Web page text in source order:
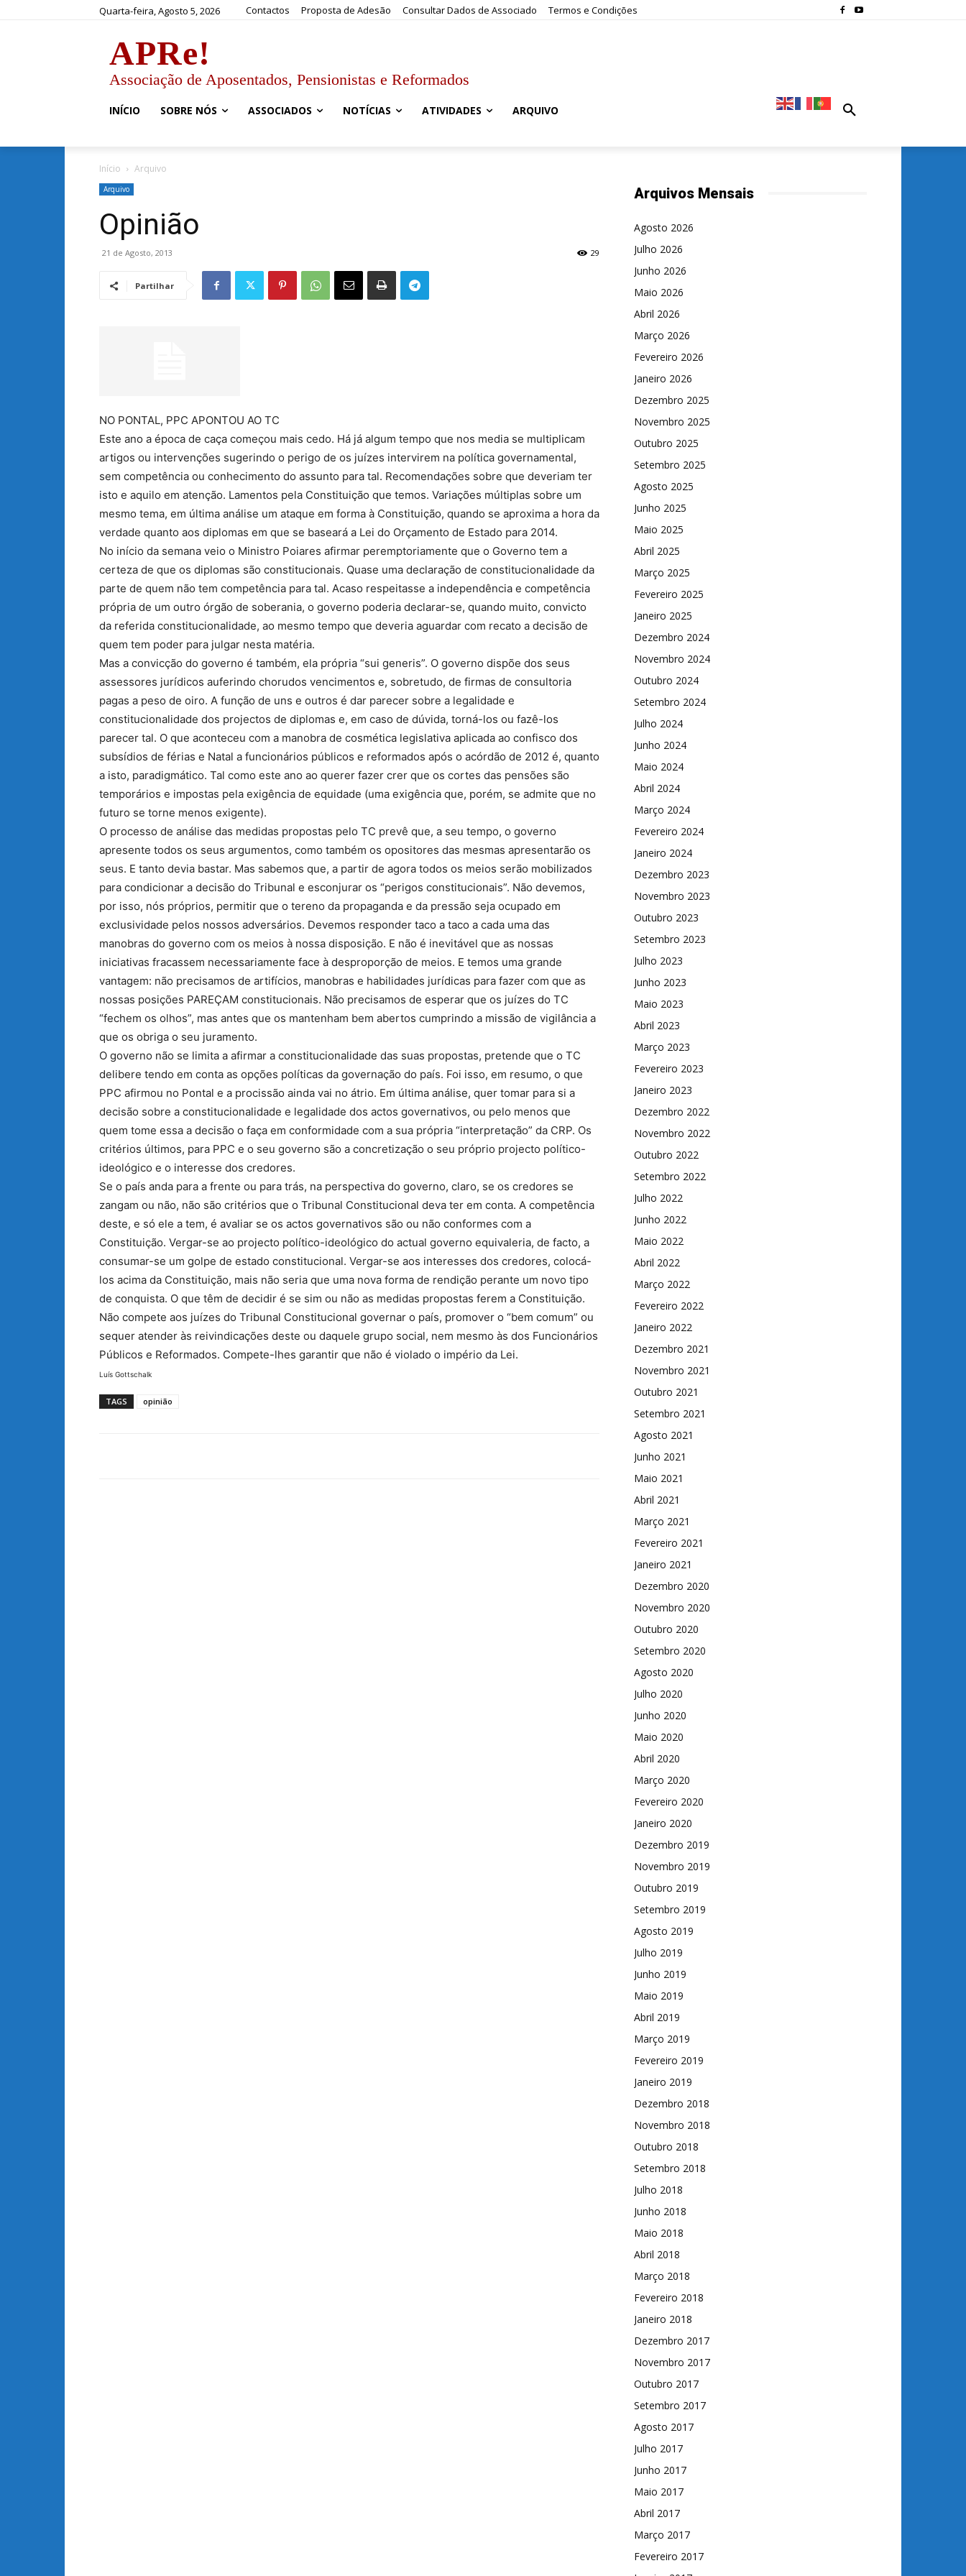
Quarta-feira, Agosto 5, 2026 Contactos Proposta de Adesão Consultar Dados de Associado Termos e Condições
APRe!
Associação de Aposentados, Pensionistas e Reformados
INÍCIO SOBRE NÓS ASSOCIADOS NOTÍCIAS ATIVIDADES ARQUIVO
Início Arquivo
Arquivo
Opinião
21 de Agosto, 2013 29
Partilhar
NO PONTAL, PPC APONTOU AO TC
Este ano a época de caça começou mais cedo. Há já algum tempo que nos media se multiplicam
artigos ou intervenções sugerindo o perigo de os juízes intervirem na política governamental,
sem competência ou conhecimento do assunto para tal. Recomendações sobre que deveriam ter
isto e aquilo em atenção. Lamentos pela Constituição que temos. Variações múltiplas sobre um
mesmo tema, em última análise um ataque em forma à Constituição, quando se aproxima a hora da
verdade quanto aos diplomas em que se baseará a Lei do Orçamento de Estado para 2014.
No início da semana veio o Ministro Poiares afirmar peremptoriamente que o Governo tem a
certeza de que os diplomas são constitucionais. Quase uma declaração de constitucionalidade da
parte de quem não tem competência para tal. Acaso respeitasse a independência e competência
própria de um outro órgão de soberania, o governo poderia declarar-se, quando muito, convicto
da referida constitucionalidade, ao mesmo tempo que deveria aguardar com recato a decisão de
quem tem poder para julgar nesta matéria.
Mas a convicção do governo é também, ela própria “sui generis”. O governo dispõe dos seus
assessores jurídicos auferindo chorudos vencimentos e, sobretudo, de firmas de consultoria
pagas a peso de oiro. A função de uns e outros é dar parecer sobre a legalidade e
constitucionalidade dos projectos de diplomas e, em caso de dúvida, torná-los ou fazê-los
parecer tal. O que aconteceu com a manobra de cosmética legislativa aplicada ao confisco dos
subsídios de férias e Natal a funcionários públicos e reformados após o acórdão de 2012 é, quanto
a isto, paradigmático. Tal como este ano ao querer fazer crer que os cortes das pensões são
temporários e impostas pela exigência de equidade (uma exigência que, porém, se admite que no
futuro se torne menos exigente).
O processo de análise das medidas propostas pelo TC prevê que, a seu tempo, o governo
apresente todos os seus argumentos, como também os opositores das mesmas apresentarão os
seus. E tanto devia bastar. Mas sabemos que, a partir de agora todos os meios serão mobilizados
para condicionar a decisão do Tribunal e esconjurar os “perigos constitucionais”. Não devemos,
por isso, nós próprios, permitir que o tereno da propaganda e da pressão seja ocupado em
exclusividade pelos nossos adversários. Devemos responder taco a taco a cada uma das
manobras do governo com os meios à nossa disposição. E não é inevitável que as nossas
iniciativas fracassem necessariamente face à desproporção de meios. E temos uma grande
vantagem: não precisamos de artifícios, manobras e habilidades jurídicas para fazer com que as
nossas posições PAREÇAM constitucionais. Não precisamos de esperar que os juízes do TC
“fechem os olhos”, mas antes que os mantenham bem abertos cumprindo a missão de vigilância a
que os obriga o seu juramento.
O governo não se limita a afirmar a constitucionalidade das suas propostas, pretende que o TC
delibere tendo em conta as opções políticas da governação do país. Foi isso, em resumo, o que
PPC afirmou no Pontal e a procissão ainda vai no átrio. Em última análise, quer tomar para si a
decisão sobre a constitucionalidade e legalidade dos actos governativos, ou pelo menos que
quem tome essa a decisão o faça em conformidade com a sua própria “interpretação” da CRP. Os
critérios últimos, para PPC e o seu governo são a concretização o seu próprio projecto político-
ideológico e o interesse dos credores.
Se o país anda para a frente ou para trás, na perspectiva do governo, claro, se os credores se
zangam ou não, não são critérios que o Tribunal Constitucional deva ter em conta. A competência
deste, e só ele a tem, é avaliar se os actos governativos são ou não conformes com a
Constituição. Vergar-se ao projecto político-ideológico do actual governo equivaleria, de facto, a
consumar-se um golpe de estado constitucional. Vergar-se aos interesses dos credores, colocá-
los acima da Constituição, mais não seria que uma nova forma de rendição perante um novo tipo
de conquista. O que têm de decidir é se sim ou não as medidas propostas ferem a Constituição.
Não compete aos juízes do Tribunal Constitucional governar o país, promover o “bem comum” ou
sequer atender às reivindicações deste ou daquele grupo social, nem mesmo às dos Funcionários
Públicos e Reformados. Compete-lhes garantir que não é violado o império da Lei.
Luís Gottschalk
TAGS opinião
Arquivos Mensais
Agosto 2026
Julho 2026
Junho 2026
Maio 2026
Abril 2026
Março 2026
Fevereiro 2026
Janeiro 2026
Dezembro 2025
Novembro 2025
Outubro 2025
Setembro 2025
Agosto 2025
Junho 2025
Maio 2025
Abril 2025
Março 2025
Fevereiro 2025
Janeiro 2025
Dezembro 2024
Novembro 2024
Outubro 2024
Setembro 2024
Julho 2024
Junho 2024
Maio 2024
Abril 2024
Março 2024
Fevereiro 2024
Janeiro 2024
Dezembro 2023
Novembro 2023
Outubro 2023
Setembro 2023
Julho 2023
Junho 2023
Maio 2023
Abril 2023
Março 2023
Fevereiro 2023
Janeiro 2023
Dezembro 2022
Novembro 2022
Outubro 2022
Setembro 2022
Julho 2022
Junho 2022
Maio 2022
Abril 2022
Março 2022
Fevereiro 2022
Janeiro 2022
Dezembro 2021
Novembro 2021
Outubro 2021
Setembro 2021
Agosto 2021
Junho 2021
Maio 2021
Abril 2021
Março 2021
Fevereiro 2021
Janeiro 2021
Dezembro 2020
Novembro 2020
Outubro 2020
Setembro 2020
Agosto 2020
Julho 2020
Junho 2020
Maio 2020
Abril 2020
Março 2020
Fevereiro 2020
Janeiro 2020
Dezembro 2019
Novembro 2019
Outubro 2019
Setembro 2019
Agosto 2019
Julho 2019
Junho 2019
Maio 2019
Abril 2019
Março 2019
Fevereiro 2019
Janeiro 2019
Dezembro 2018
Novembro 2018
Outubro 2018
Setembro 2018
Julho 2018
Junho 2018
Maio 2018
Abril 2018
Março 2018
Fevereiro 2018
Janeiro 2018
Dezembro 2017
Novembro 2017
Outubro 2017
Setembro 2017
Agosto 2017
Julho 2017
Junho 2017
Maio 2017
Abril 2017
Março 2017
Fevereiro 2017